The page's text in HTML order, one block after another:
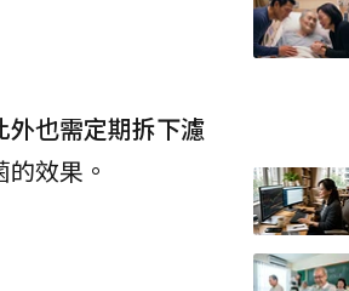
外也需定期拆下濾
效果。